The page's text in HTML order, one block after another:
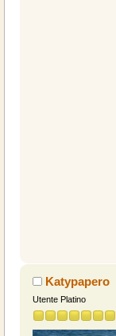
Katypapero
Utente Platino